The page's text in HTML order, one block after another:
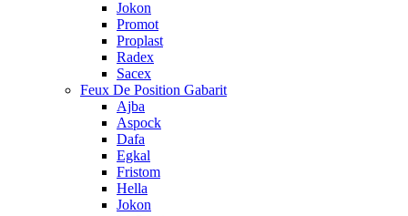
Jokon
Promot
Proplast
Radex
Sacex
Feux De Position Gabarit
Ajba
Aspock
Dafa
Egkal
Fristom
Hella
Jokon